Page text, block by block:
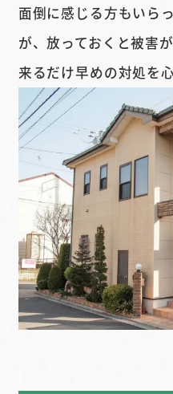
面倒に感じる方もいら
が、放っておくと被害
来るだけ早めの対処を